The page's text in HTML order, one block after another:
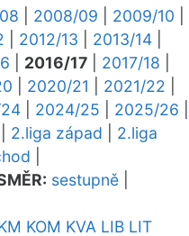
2008/09 2009/10
2012/13 2013/14
2016/17 2017/18
2020/21 2021/22
2024/25 2025/26
2.liga západ
2.liga
sestupně
KOM KVA LIB LIT